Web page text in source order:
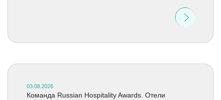
03.08.2026
Команда Russian Hospitality Awards. Отели